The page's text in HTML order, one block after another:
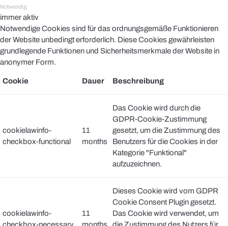
Notwendig
immer aktiv
Notwendige Cookies sind für das ordnungsgemäße Funktionieren
der Website unbedingt erforderlich. Diese Cookies gewährleisten
grundlegende Funktionen und Sicherheitsmerkmale der Website in
anonymer Form.
Cookie Dauer Beschreibung
cookielawinfo-
checkbox-functional
11
months
Das Cookie wird durch die
GDPR-Cookie-Zustimmung
gesetzt, um die Zustimmung des
Benutzers für die Cookies in der
Kategorie "Funktional"
aufzuzeichnen.
cookielawinfo-
11
Dieses Cookie wird vom GDPR
Cookie Consent Plugin gesetzt.
Das Cookie wird verwendet, um